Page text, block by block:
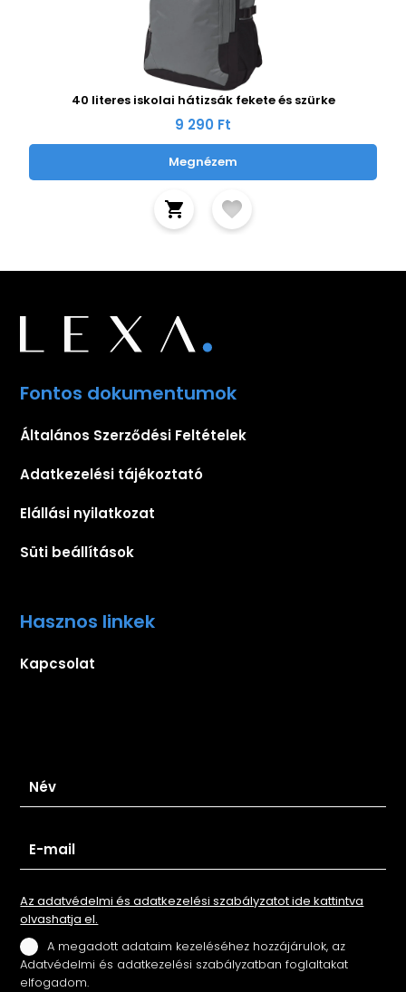
40 literes iskolai hátizsák fekete és szürke
9 290 Ft
Megnézem
Fontos dokumentumok
Általános Szerződési Feltételek
Adatkezelési tájékoztató
Elállási nyilatkozat
Süti beállítások
Hasznos linkek
Kapcsolat
Az adatvédelmi és adatkezelési szabályzatot ide kattintva
olvashatja el.
A megadott adataim kezeléséhez hozzájárulok, az
Adatvédelmi és adatkezelési szabályzatban foglaltakat
elfogadom.